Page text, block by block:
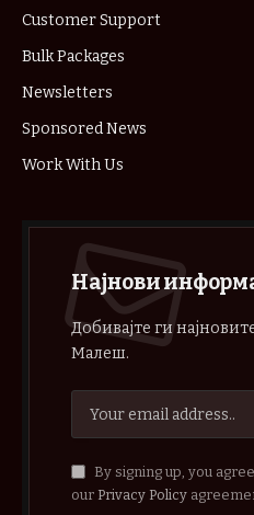
Customer Support
Bulk Packages
Newsletters
Sponsored News
Work With Us
Најнови
Добивајте ги
Малеш.
By signing up, you
our Privacy Policy